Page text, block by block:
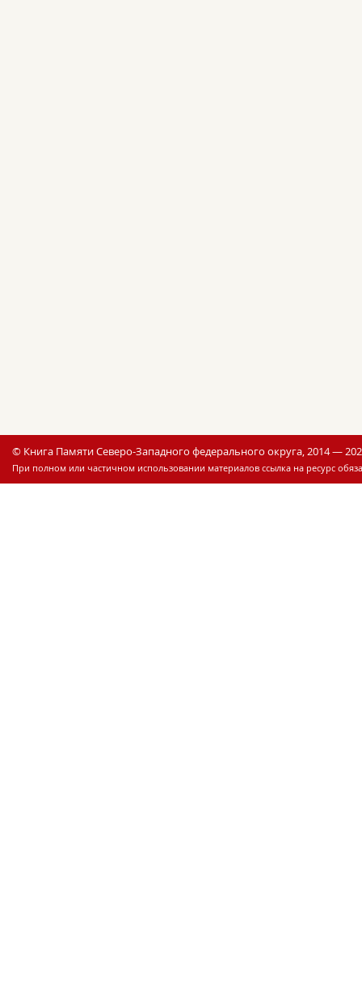
© Книга Памяти Северо-Западного федерального округа, 2014 —
При полном или частичном использовании материалов ссылка на ресурс